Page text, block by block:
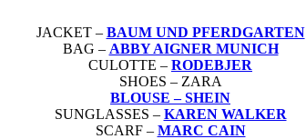
JACKET – BAUM UND PFERDGARTEN
BAG – ABBY AIGNER MUNICH
CULOTTE – RODEBJER
SHOES – ZARA
BLOUSE – SHEIN
SUNGLASSES – KAREN WALKER
SCARF – MARC CAIN